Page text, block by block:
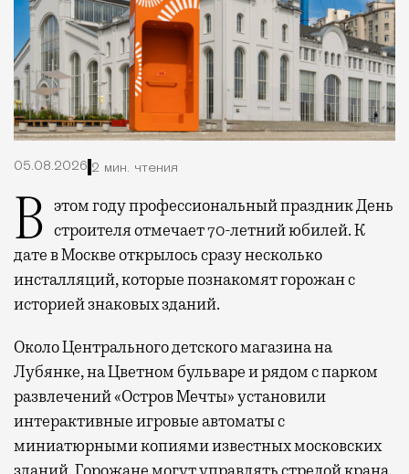
05.08.2026 2 мин. чтения
В этом году профессиональный праздник День строителя отмечает 70-летний юбилей. К
дате в Москве открылось сразу несколько
инсталляций, которые познакомят горожан с
историей знаковых зданий.
Около Центрального детского магазина на
Лубянке, на Цветном бульваре и рядом с парком
развлечений «Остров Мечты» установили
интерактивные игровые автоматы с
миниатюрными копиями известных московских